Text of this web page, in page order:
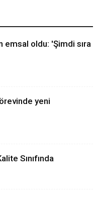
emsal oldu: 'Şimdi sıra
yeni
Sınıfında